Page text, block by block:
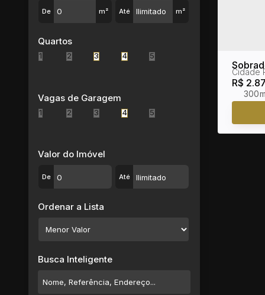
Porteira Preta (5)
Vila Brasileira (1)
Vila Cecília (1)
Vila Oliveira (2)
Chácara Faggion (6)
De m² Até m²
Quartos
1 2 3 4 5
Vagas de Garagem
1 2 3 4 5
Valor do Imóvel
De Até
Ordenar a Lista
Busca Inteligente
R$
Cidade